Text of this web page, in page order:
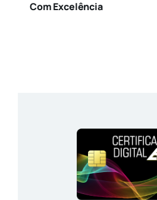
Com Excelência